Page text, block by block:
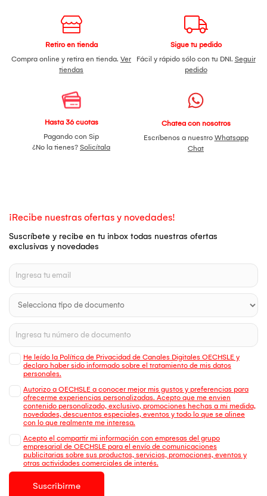
Retiro en tienda
Compra online y retira en tienda. Ver
tiendas
Sigue tu pedido
Fácil y rápido sólo con tu DNI. Seguir
pedido
Hasta 36 cuotas
Pagando con Sip
¿No la tienes? Solicítala
Chatea con nosotros
Escríbenos a nuestro Whatsapp
Chat
¡Recibe nuestras ofertas y novedades!
Suscríbete y recibe en tu inbox todas nuestras ofertas
exclusivas y novedades
He leído la Política de Privacidad de Canales Digitales OECHSLE y
declaro haber sido informado sobre el tratamiento de mis datos
personales.
Autorizo a OECHSLE a conocer mejor mis gustos y preferencias para
ofrecerme experiencias personalizadas. Acepto que me envien
contenido personalizado, exclusivo, promociones hechas a mi medida,
novedades, descuentos especiales, eventos y todo lo que se alinee
con lo que realmente me interesa.
Acepto el compartir mi información con empresas del grupo
empresarial de OECHSLE para el envío de comunicaciones
publicitarias sobre sus productos, servicios, promociones, eventos y
otras actividades comerciales de interés.
Suscribirme